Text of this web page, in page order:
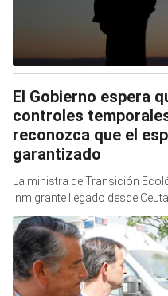
El Gobierno espera
controles
reconozca que el
garantizado
La ministra de Transición
inmigrante llegado desde